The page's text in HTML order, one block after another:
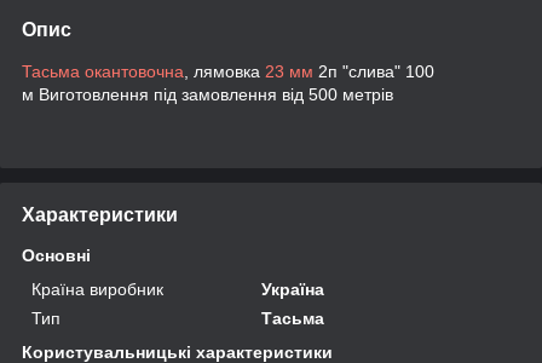
Опис
Тасьма окантовочна , лямовка 23 мм 2п "слива" 100
м Виготовлення під замовлення від 500 метрів
Характеристики
Основні
Країна виробник
Україна
Тип
Тасьма
Користувальницькі характеристики